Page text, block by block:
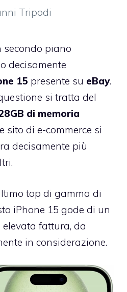
Tripodi
secondo piano
decisamente
15 presente su eBay.
si tratta del
di memoria
sito di e-commerce si
decisamente più
top di gamma di
iPhone 15 gode di un
fattura, da
in considerazione.